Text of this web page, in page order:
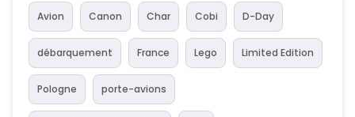
Avion Canon Char Cobi D-Day
débarquement France Lego Limited Edition
Pologne porte-avions